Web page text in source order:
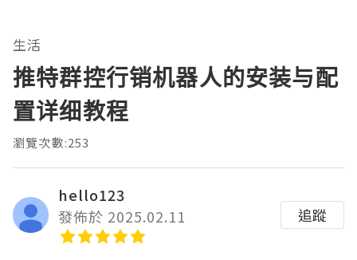
生活
推特群控行销机器人的安装与配
置详细教程
瀏覽次數:253
hello123
發佈於 2025.02.11
追蹤